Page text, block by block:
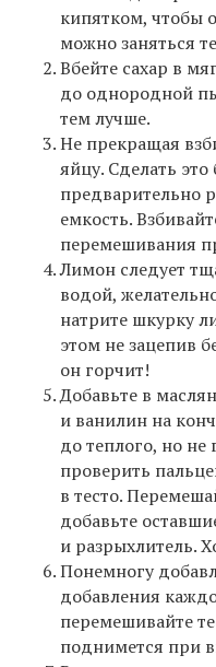
кипятком, чтобы
можно заняться
Вбейте сахар в
до однородной
тем лучше.
Не прекращая
яйцу. Сделать это
предварительно
емкость.
перемешивания
Лимон следует
водой,
натрите шкурку
этом не зацепив
он горчит!
Добавьте в
и ванилин на
до теплого, но
проверить
в тесто.
добавьте
и разрыхлитель.
Понемногу
добавления
перемешивайте
поднимется при